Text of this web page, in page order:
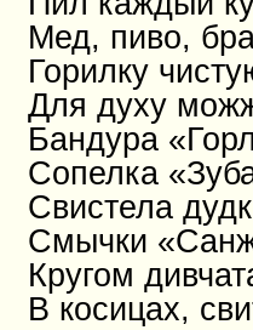
Мед, пиво,
Горилку
Для духу
Бандура
Сопелка
Свистела
Смычки
Кругом
В косицах,